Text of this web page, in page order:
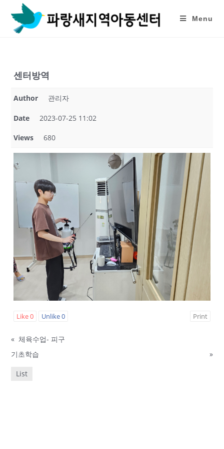
content
Menu
센터방역
Author 관리자
Date 2023-07-25 11:02
Views 680
Like0 Unlike0 Print
« 체육수업- 피구
기초학습
»
List